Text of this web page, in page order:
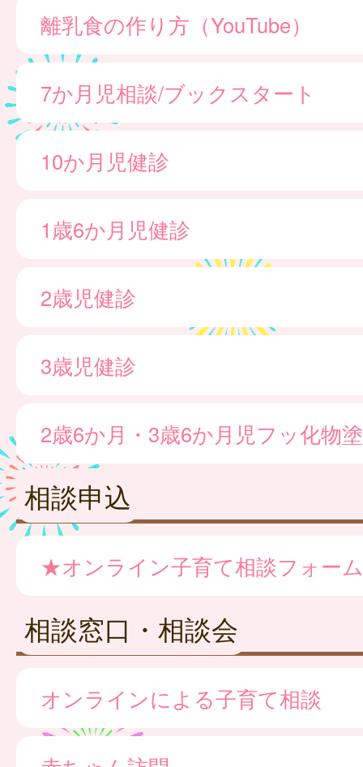
離乳食の作り方（YouTube）
7か月児相談/ブックスタート
10か月児健診
1歳6か月児健診
2歳児健診
3歳児健診
2歳6か月・3歳6か月児フッ化物
相談申込
★オンライン子育て相談フォーム
相談窓口・相談会
オンラインによる子育て相談